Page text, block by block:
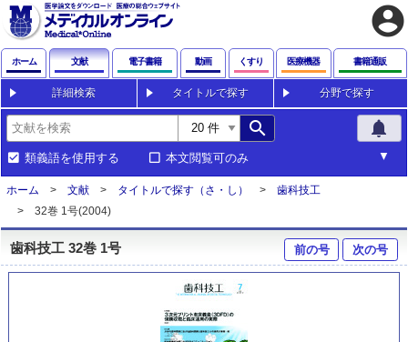
account_circle
ホーム 文献 電子書籍 動画 くすり 医療機器 書籍通販
詳細検索 タイトルで探す 分野で探す
search notifications
類義語を使用する 本文閲覧可のみ
ホーム 文献 タイトルで探す（さ・し）
歯科技工
32巻 1号(2004)
歯科技工 32巻 1号 前の号 次の号